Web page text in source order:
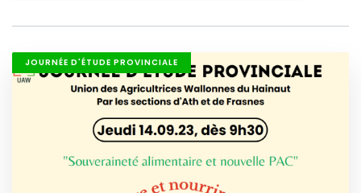
JOURNÉE D'ÉTUDE PROVINCIALE